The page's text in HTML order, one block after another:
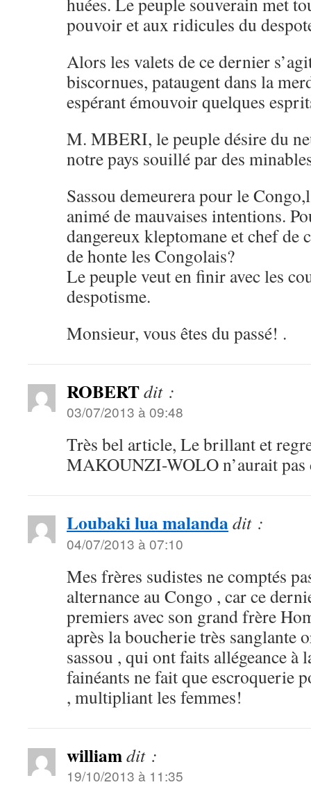
pouvoir et aux ridicules du
Alors les valets de ce dernier
biscornues, pataugent dans la
espérant émouvoir quelques
M. MBERI, le peuple désire du
notre pays souillé par des
Sassou demeurera pour le
animé de mauvaises intentions.
dangereux kleptomane et chef de
de honte les Congolais?
Le peuple veut en finir avec les
despotisme.
Monsieur, vous êtes du passé! .
ROBERTdit :
03/07/2013 à 09:48
Très bel article, Le brillant et
MAKOUNZI-WOLO n’aurait pas
Loubaki lua malandadit :
04/07/2013 à 07:10
Mes frères sudistes ne comptés
alternance au Congo , car ce
premiers avec son grand frère
après la boucherie très sanglante
sassou , qui ont faits allégeance à
fainéants ne fait que escroquerie
, multipliant les femmes!
williamdit :
19/10/2013 à 11:35